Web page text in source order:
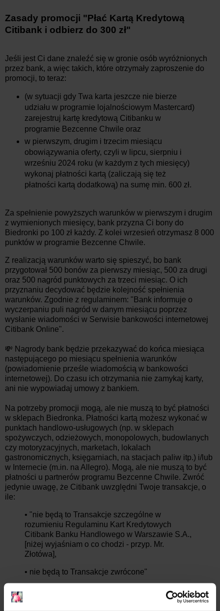
Zasady promocji "Płać Kartą Kredytową
Citibank i odbierz do 300 zł"
Jeśli jest Ci dane znaleźć się w gronie osób wyróżnionych
przez bank, a więc takich, które otrzymały zaproszenie do
promocji, to teraz:
(w sytuacji gdy Twa karta jeszcze nie bierze
udziału w programie lojalnościowym Mastercard)
zarejestruj kartę kredytową Citibanku w
programie Bezcenne Chwile oraz
w pierwszym, drugim i trzecim miesiącu
obowiązywania oferty, czyli w lipcu, sierpniu i
wrześniu 2024 roku (w każdym z tych miesięcy)
wykonaj płatności kartą (zaliczają się też
płatności kartą dodatkową) na sumę min. 600 zł.
Za spełnienie powyższych warunków w pierwszym i drugim
z wymienionych miesięcy, bank przyzna Ci bony do
Biedronki po 100 zł każdy. Z kolei wrzesień otrzymasz 8 000
punktów w programie Bezcenne Chwile.
Z realizacją warunków warto się spieszyć, bo bank
przygotował 500 bonów za pierwszy miesiąc, 500 za drugi
oraz 500 nagród punktowych za trzeci miesiąc. O ich
przyznaniu decydować będzie kolejność spełnienia
warunków. Zgodnie z regulaminem: "Bank informuje o
wyczerpaniu puli nagród w danym miesiącu poprzez
wysłanie wiadomości w Serwisie bankowości internetowej
Citibank Online".
💸 Nagrody bank będzie przekazywać do końca miesiąca
następującego po miesiącu spełnienia warunków
(powiadomienie prześle wiadomością w bankowości
internetowej). Do czasu ich otrzymania nie zamykaj karty,
ani nie wypowiadaj umowy z bankiem.
Na potrzeby promocji mogą, ale nie muszą to być płatności
w sklepach Biedronka. Płatności kartą możesz wykonać w
punktach handlowo-usługowych (np. w sklepach
spożywczych, odzieżowych, monopolowych, budowlanych
czy motoryzacyjnych, marketach, lokalach
gastronomicznych, księgarniach, na stacjach paliw itp.) i/lub
w Internecie (m.in. na Allegro). Mogą, ale nie muszą to być
płatności u partnerów programu Bezcenne Chwile. Zwróć
jedynie uwagę, że Citibank uwzględni Twoje transakcje, o
ile:
• "nie będą to Transakcje szczególne w
rozumieniu Regulaminu Kart Kredytowych
Citibank Banku Handlowego w Warszawie S.A.,
[niżej wyjaśniam o co chodzi - przyp. Mr.
Złotówa],
• nie będą to Transakcje zwrócone"
Zgodnie ze wspomnianym regulaminem kart kredytowych,